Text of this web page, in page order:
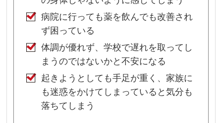
病院に行っても薬を飲んでも改善され
ず困っている
体調が優れず、学校で遅れを取ってし
まうのではないかと不安になる
起きようとしても手足が重く、家族に
も迷惑をかけてしまっていると気分も
落ちてしまう